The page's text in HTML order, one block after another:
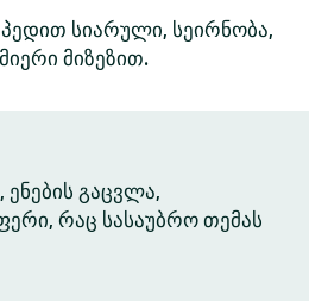
სიარული, სეირნობა,
მიზეზით.
გაცვლა,
რაც სასაუბრო თემას